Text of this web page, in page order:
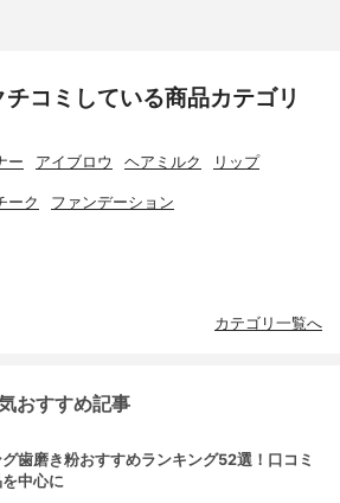
コミしている商品カテゴリ
ー アイブロウ ヘアミルク リップ
ーク ファンデーション
カテゴリ一覧へ
おすすめ記事
歯磨き粉おすすめランキング52選！口コミ
中心に